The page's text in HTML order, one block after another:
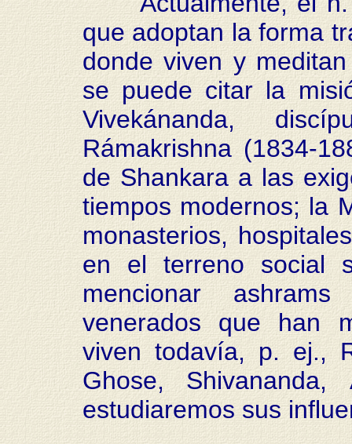
que adoptan la forma
donde viven y
se puede citar la
Vivekánanda,
Rámakrishna (1834-
de Shankara a las
tiempos modernos; la
monasterios,
en el terreno social
mencionar
venerados que han
viven todavía, p. ej.,
Ghose, Shivananda,
estudiaremos sus